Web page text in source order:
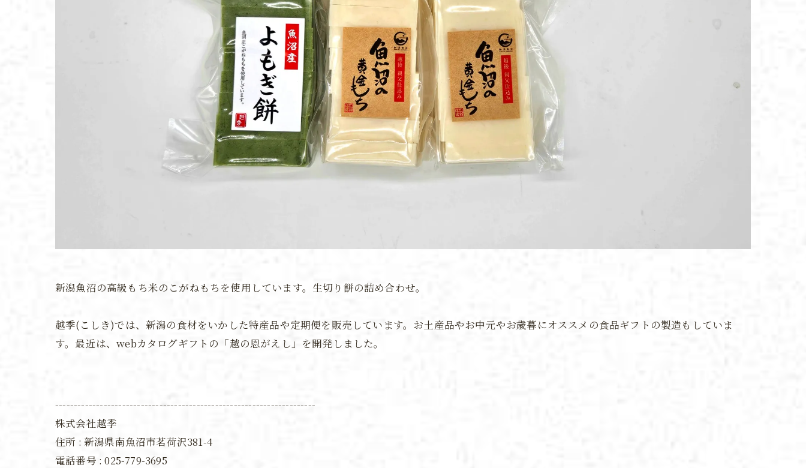
新潟魚沼の高級もち米のこがねもちを使用しています。生切り餅の詰め合わせ。
越季(こしき)では、新潟の食材をいかした特産品や定期便を販売しています。お土産品やお中元やお歳暮にオススメの食品ギフトの製造もしていま
す。最近は、webカタログギフトの「越の恩がえし」を開発しました。
----------------------------------------------------------------------
株式会社越季
住所 : 新潟県南魚沼市茗荷沢381-4
電話番号 : 025-779-3695